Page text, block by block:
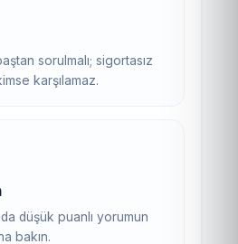
sorulmalı; sigortasız
karşılamaz.
düşük puanlı yorumun
bakın.